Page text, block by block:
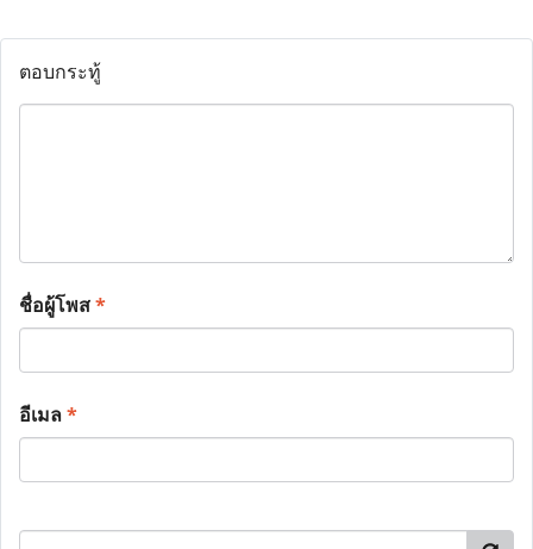
ตอบกระทู้
ชื่อผู้โพส*
อีเมล*